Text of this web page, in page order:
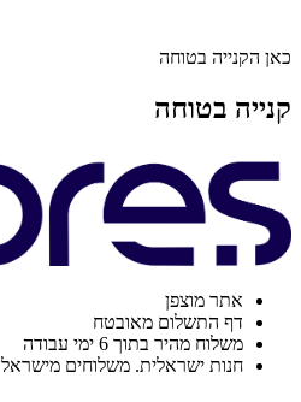
כאן הקנייה בטוחה
קנייה בטוחה
אתר מוצפן
דף התשלום מאובטח
משלוח מהיר בתוך 6 ימי עבודה
חנות ישראלית. משלוחים מישראל